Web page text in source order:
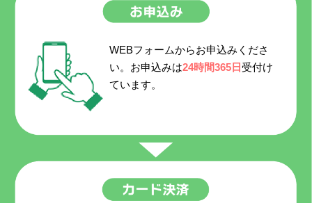
WEBフォームからお申込みくださ
い。お申込みは24時間365日 受付け
ています。